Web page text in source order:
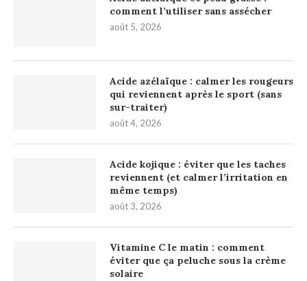
comment l’utiliser sans assécher
août 5, 2026
Acide azélaïque : calmer les rougeurs
qui reviennent après le sport (sans
sur-traiter)
août 4, 2026
Acide kojique : éviter que les taches
reviennent (et calmer l’irritation en
même temps)
août 3, 2026
Vitamine C le matin : comment
éviter que ça peluche sous la crème
solaire